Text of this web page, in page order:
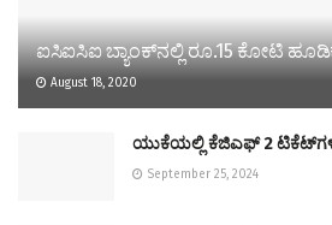
ಐಸಿಐಸಿಐ ಬ್ಯಾಂಕ್‌ನಲ್ಲಿ ರೂ.15 ಕೋಟಿ
August 18, 2020
ಯುಕೆಯಲ್ಲಿ ಕೆಜಿಎಫ್ 2
September 25, 2024